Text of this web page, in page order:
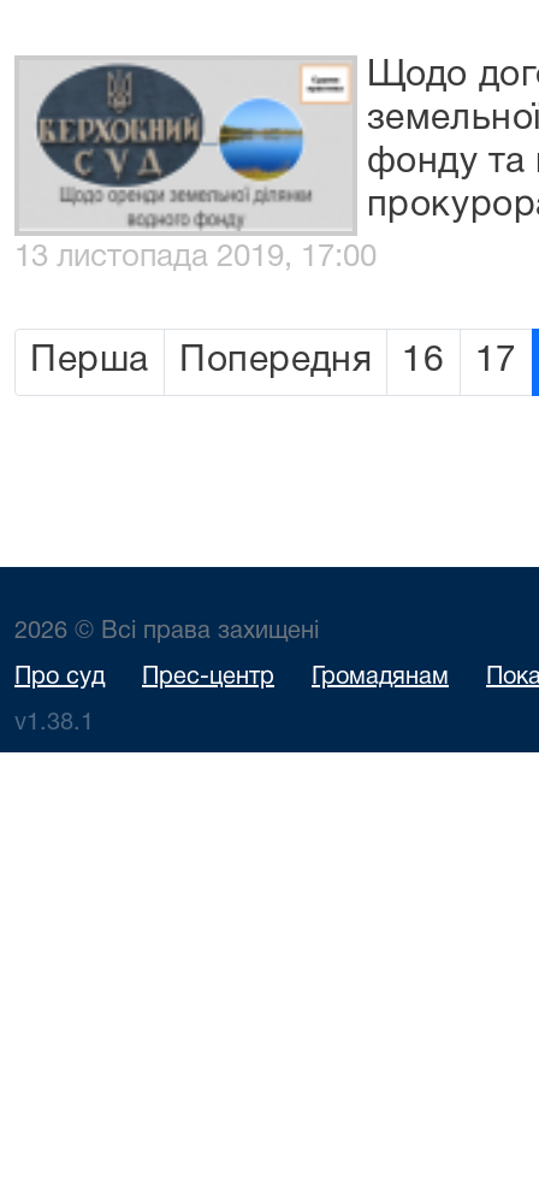
Щодо
фонду та
13 листопада 2019, 17:00
Перша Попередня 16 17
2026 © Всі права захищені
Про суд Прес-центр Громадянам
v1.38.1